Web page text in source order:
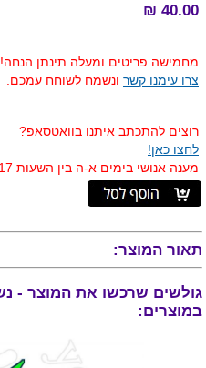
40.00 ₪
מחמישה פריטים ומעלה תינתן הנחה!
צרו עימנו קשר ונשמח לשוחח עמכם.
רוצים להתכתב איתנו בוואטסאפ?
לחצו כאן!
מענה אנושי בימים א-ה בין השעות 9-17.
תאור המוצר:
במוצרים: